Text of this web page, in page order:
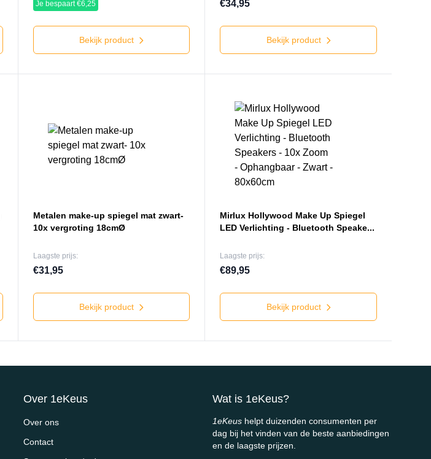
Je bespaart €6,25
Bekijk product
€34,95
Bekijk product
Metalen make-up spiegel mat zwart-
10x vergroting 18cmØ
Laagste prijs:
€31,95
Bekijk product
Mirlux Hollywood Make Up Spiegel
LED Verlichting - Bluetooth Speake...
Laagste prijs:
€89,95
Bekijk product
Over 1eKeus
Over ons
Contact
Wat is 1eKeus?
1eKeus helpt duizenden consumenten per
dag bij het vinden van de beste aanbiedingen
en de laagste prijzen.